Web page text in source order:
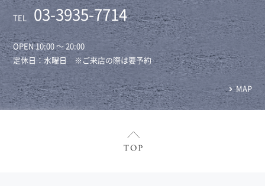
TEL 03-3935-7714
OPEN 10:00 ～ 20:00
定休日：水曜日 ※ご来店の際は要予約
MAP